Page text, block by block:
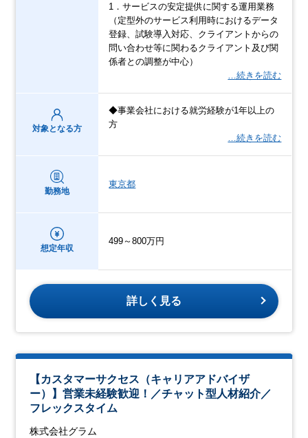
1．サービスの安定提供に関する運用業務
（定型外のサービス利用時におけるデータ
登録、試験導入対応、クライアントからの
問い合わせ等に関わるクライアント及び関
係者との調整が中心）
…続きを読む
対象となる方
◆事業会社における就労経験が1年以上の
方
…続きを読む
勤務地
東京都
想定年収
499～800万円
詳しく見る
【カスタマーサクセス（キャリアアドバイザ
ー）】営業未経験歓迎！／チャット型人材紹介／
フレックスタイム
株式会社グラム